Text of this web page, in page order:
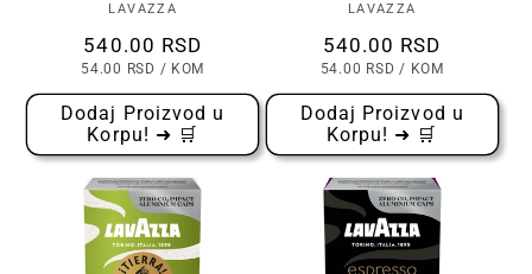
Prodavac:
LAVAZZA
Cena
540.00 RSD
CENA
KOMADU
54.00 RSD / PO
KOM
Dodaj Proizvod u
Korpu! ➜ 🛒
Prodavac:
LAVAZZA
Cena
540.00 RSD
CENA
KOMADU
54.00 RSD / PO
KOM
Dodaj Proizvod u
Korpu! ➜ 🛒